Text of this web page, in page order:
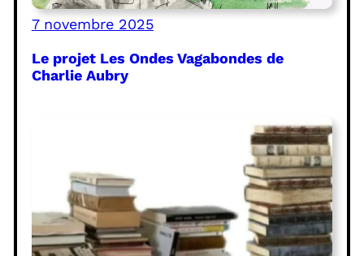
7 novembre 2025
Le projet Les Ondes Vagabondes de
Charlie Aubry